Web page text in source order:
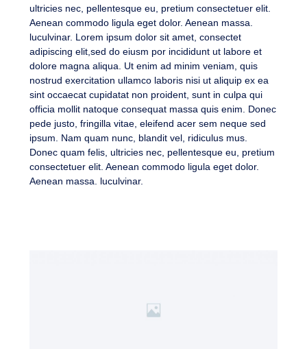
ultricies nec, pellentesque eu, pretium consectetuer elit.
Aenean commodo ligula eget dolor. Aenean massa.
luculvinar. Lorem ipsum dolor sit amet, consectet
adipiscing elit,sed do eiusm por incididunt ut labore et
dolore magna aliqua. Ut enim ad minim veniam, quis
nostrud exercitation ullamco laboris nisi ut aliquip ex ea
sint occaecat cupidatat non proident, sunt in culpa qui
officia mollit natoque consequat massa quis enim. Donec
pede justo, fringilla vitae, eleifend acer sem neque sed
ipsum. Nam quam nunc, blandit vel, ridiculus mus.
Donec quam felis, ultricies nec, pellentesque eu, pretium
consectetuer elit. Aenean commodo ligula eget dolor.
Aenean massa. luculvinar.